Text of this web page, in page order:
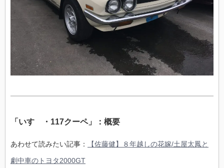
「いすゞ・117クーペ」：概要
あわせて読みたい記事： 【佐藤健】８年越しの花嫁/土屋太鳳と
劇中車のトヨタ2000GT